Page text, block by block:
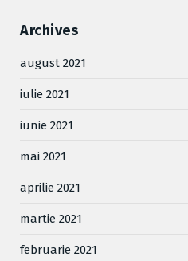
Archives
august 2021
iulie 2021
iunie 2021
mai 2021
aprilie 2021
martie 2021
februarie 2021